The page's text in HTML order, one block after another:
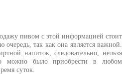
пивом с этой информацией стоит
очередь, так как она является важной.
напиток, следовательно, нельзя
можно было приобрести в любом
суток.